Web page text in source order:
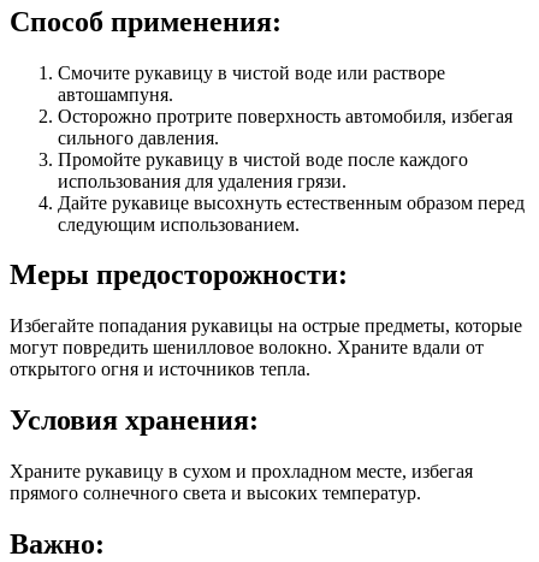
Способ применения:
Смочите рукавицу в чистой воде или растворе
автошампуня.
Осторожно протрите поверхность автомобиля, избегая
сильного давления.
Промойте рукавицу в чистой воде после каждого
использования для удаления грязи.
Дайте рукавице высохнуть естественным образом перед
следующим использованием.
Меры предосторожности:
Избегайте попадания рукавицы на острые предметы, которые
могут повредить шенилловое волокно. Храните вдали от
открытого огня и источников тепла.
Условия хранения:
Храните рукавицу в сухом и прохладном месте, избегая
прямого солнечного света и высоких температур.
Важно: